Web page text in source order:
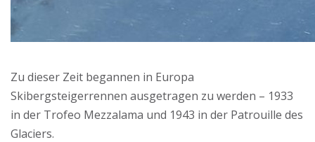
Zu dieser Zeit begannen in Europa
Skibergsteigerrennen ausgetragen zu werden – 1933
in der Trofeo Mezzalama und 1943 in der Patrouille des
Glaciers.